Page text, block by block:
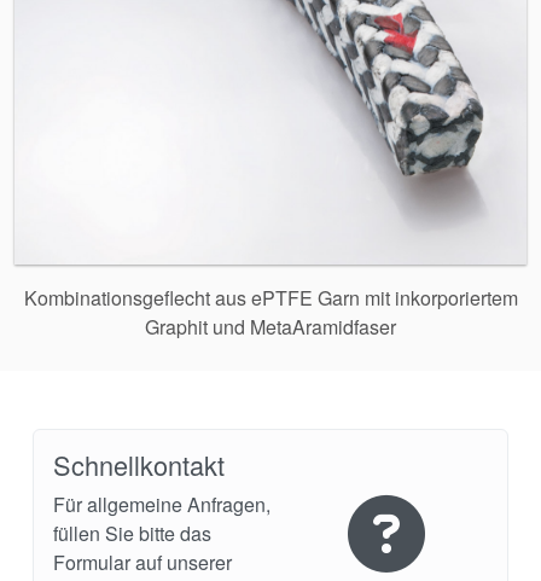
Kombinationsgeflecht aus ePTFE Garn mit inkorporiertem
Graphit und MetaAramidfaser
Schnellkontakt
Für allgemeine Anfragen,
füllen Sie bitte das
Formular auf unserer